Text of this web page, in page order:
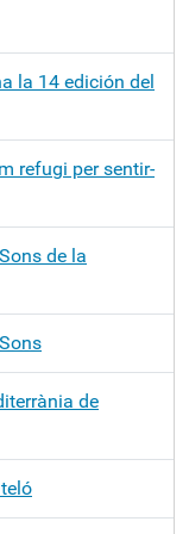
la 14 edición del
refugi per sentir-
de la
de